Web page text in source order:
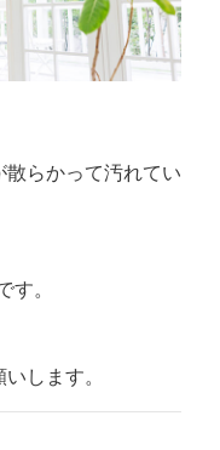
散らかって汚れてい
す。
します。